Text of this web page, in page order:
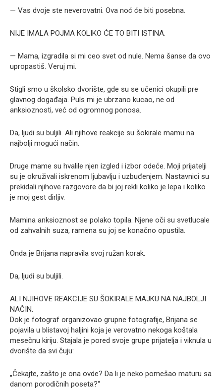
— Vas dvoje ste neverovatni. Ova noć će biti posebna.
NIJE IMALA POJMA KOLIKO ĆE TO BITI ISTINA.
— Mama, izgradila si mi ceo svet od nule. Nema šanse da ovo
upropastiš. Veruj mi.
Stigli smo u školsko dvorište, gde su se učenici okupili pre
glavnog događaja. Puls mi je ubrzano kucao, ne od
anksioznosti, već od ogromnog ponosa.
Da, ljudi su buljili. Ali njihove reakcije su šokirale mamu na
najbolji mogući način.
Druge mame su hvalile njen izgled i izbor odeće. Moji prijatelji
su je okruživali iskrenom ljubavlju i uzbuđenjem. Nastavnici su
prekidali njihove razgovore da bi joj rekli koliko je lepa i koliko
je moj gest dirljiv.
Mamina anksioznost se polako topila. Njene oči su svetlucale
od zahvalnih suza, ramena su joj se konačno opustila.
Onda je Brijana napravila svoj ružan korak.
Da, ljudi su buljili.
ALI NJIHOVE REAKCIJE SU ŠOKIRALE MAJKU NA NAJBOLJI
NAČIN.
Dok je fotograf organizovao grupne fotografije, Brijana se
pojavila u blistavoj haljini koja je verovatno nekoga koštala
mesečnu kiriju. Stajala je pored svoje grupe prijatelja i viknula u
dvorište da svi čuju:
„Čekajte, zašto je ona ovde? Da li je neko pomešao maturu sa
danom porodičnih poseta?“